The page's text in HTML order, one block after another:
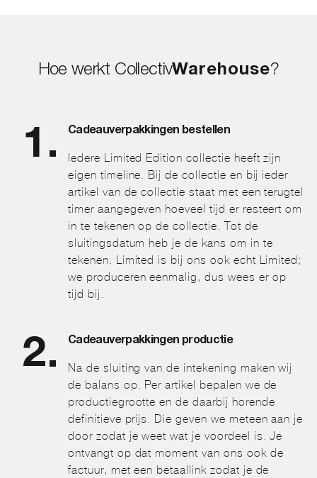
Hoe werkt CollectivWarehouse?
Cadeauverpakkingen bestellen
Iedere Limited Edition collectie heeft zijn
eigen timeline. Bij de collectie en bij ieder
artikel van de collectie staat met een terugtel
timer aangegeven hoeveel tijd er resteert om
in te tekenen op de collectie. Tot de
sluitingsdatum heb je de kans om in te
tekenen. Limited is bij ons ook echt Limited;
we produceren eenmalig, dus wees er op
tijd bij.
Cadeauverpakkingen productie
Na de sluiting van de intekening maken wij
de balans op. Per artikel bepalen we de
productiegrootte en de daarbij horende
definitieve prijs. Die geven we meteen aan je
door zodat je weet wat je voordeel is. Je
ontvangt op dat moment van ons ook de
factuur, met een betaallink zodat je de